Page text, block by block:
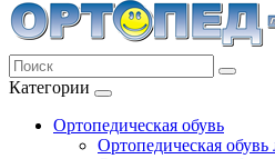
Категории
Ортопедическая обувь
Ортопедическая обувь